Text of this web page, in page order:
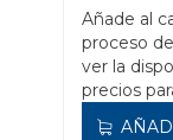
Añade al
proceso
ver la
precios